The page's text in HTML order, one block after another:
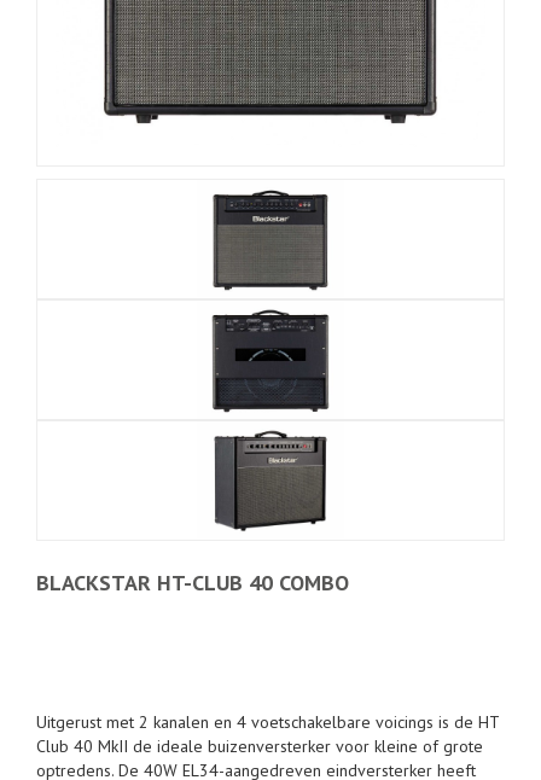
BLACKSTAR HT-CLUB 40 COMBO
Uitgerust met 2 kanalen en 4 voetschakelbare voicings is de HT
Club 40 MkII de ideale buizenversterker voor kleine of grote
optredens. De 40W EL34-aangedreven eindversterker heeft